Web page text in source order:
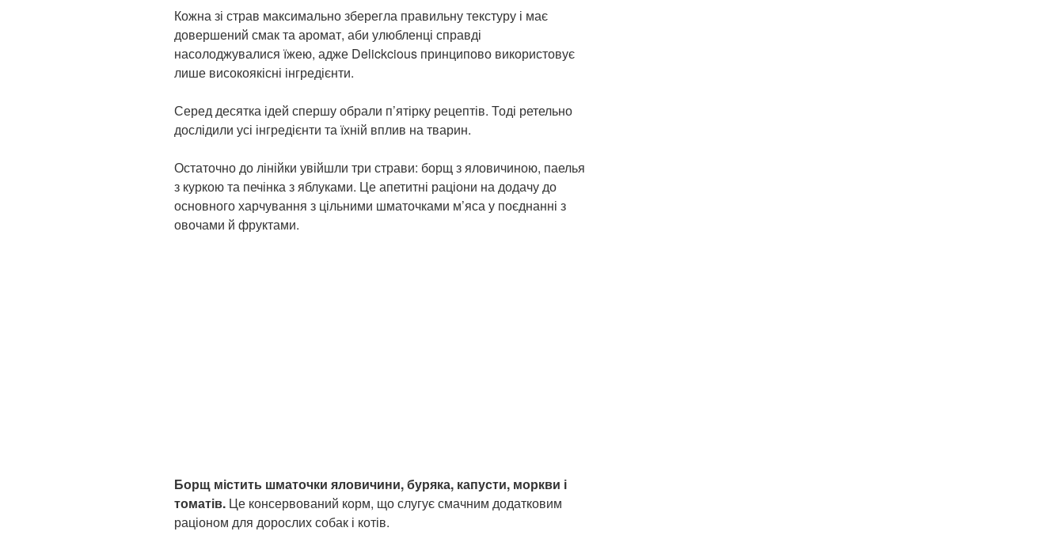
Кожна зі страв максимально зберегла правильну текстуру і має
довершений смак та аромат, аби улюбленці справді
насолоджувалися їжею, адже Delickcious принципово використовує
лише високоякісні інгредієнти.
Серед десятка ідей спершу обрали п’ятірку рецептів. Тоді ретельно
дослідили усі інгредієнти та їхній вплив на тварин.
Остаточно до лінійки увійшли три страви: борщ з яловичиною, паелья
з куркою та печінка з яблуками. Це апетитні раціони на додачу до
основного харчування з цільними шматочками м’яса у поєднанні з
овочами й фруктами.
Борщ містить шматочки яловичини, буряка, капусти, моркви і
томатів. Це консервований корм, що слугує смачним додатковим
раціоном для дорослих собак і котів.